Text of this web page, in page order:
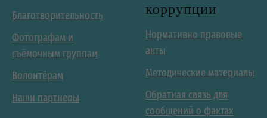
Благотворительность
Фотографам и
съёмочным группам
Волонтёрам
Наши партнеры
коррупции
Нормативно правовые
акты
Методические материалы
Обратная связь для
сообщений о фактах